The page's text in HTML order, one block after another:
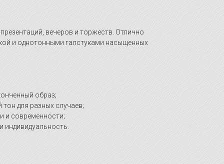
вечеров и торжеств. Отлично
и однотонными галстуками насыщенных
образ;
для разных случаев;
и современности;
индивидуальность.